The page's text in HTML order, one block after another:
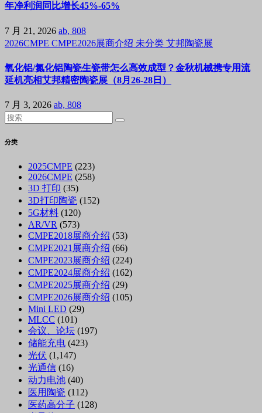
年净利润同比增长45%-65%
7 月 21, 2026 ab, 808
2026CMPE CMPE2026展商介绍 未分类 艾邦陶瓷展
氧化铝/氮化铝陶瓷生瓷带怎么高效成型？金秋机械携专用流
延机亮相艾邦精密陶瓷展（8月26-28日）
7 月 3, 2026 ab, 808
分类
2025CMPE (223)
2026CMPE (258)
3D 打印 (35)
3D打印陶瓷 (152)
5G材料 (120)
AR/VR (573)
CMPE2018展商介绍 (53)
CMPE2021展商介绍 (66)
CMPE2023展商介绍 (224)
CMPE2024展商介绍 (162)
CMPE2025展商介绍 (29)
CMPE2026展商介绍 (105)
Mini LED (29)
MLCC (101)
会议、论坛 (197)
储能充电 (423)
光伏 (1,147)
光通信 (16)
动力电池 (40)
医用陶瓷 (112)
医药高分子 (128)